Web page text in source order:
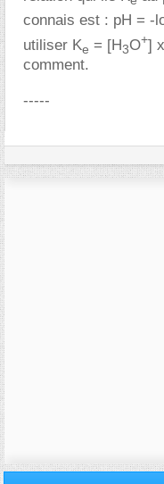
connais est : pH = -
utiliser Ke = [H3O+]
comment.
-----